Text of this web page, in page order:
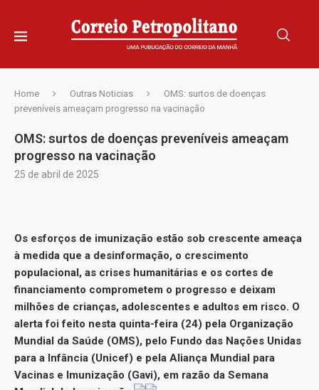
Home Outras Noticias
OMS: surtos de doenças
preveníveis ameaçam progresso na vacinação
OMS: surtos de doenças preveníveis ameaçam
progresso na vacinação
25 de abril de 2025
Os esforços de imunização estão sob crescente ameaça
à medida que a desinformação, o crescimento
populacional, as crises humanitárias e os cortes de
financiamento comprometem o progresso e deixam
milhões de crianças, adolescentes e adultos em risco. O
alerta foi feito nesta quinta-feira (24) pela Organização
Mundial da Saúde (OMS), pelo Fundo das Nações Unidas
para a Infância (Unicef) e pela Aliança Mundial para
Vacinas e Imunização (Gavi), em razão da Semana